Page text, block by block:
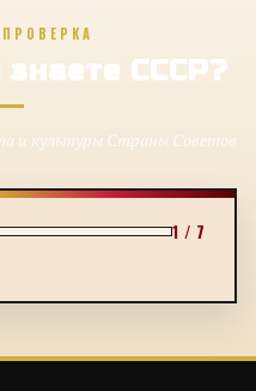
СССР?
и культуры Страны Советов
1 / 7